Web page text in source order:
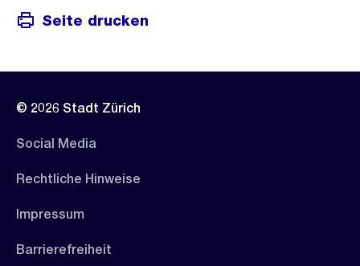
Seite drucken
© 2026 Stadt Zürich
Social Media
Rechtliche Hinweise
Impressum
Barrierefreiheit